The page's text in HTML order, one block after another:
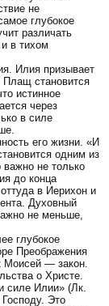
не
глубокое
различать
в тихом
Илия призывает
Плащ становится
истинное
через
в силе
его жизни. «И
одним из
не только
до конца
в Иерихон и
Духовный
не меньше,
глубокое
Преображения
Моисей — закон.
о Христе.
силе Илии» (Лк.
Это